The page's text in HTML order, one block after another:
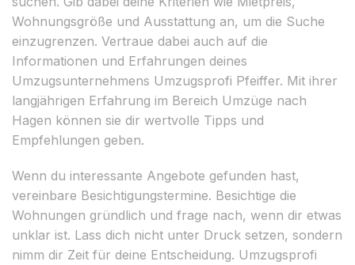
Wohnungsgröße und Ausstattung an, um die Suche
einzugrenzen. Vertraue dabei auch auf die
Informationen und Erfahrungen deines
Umzugsunternehmens Umzugsprofi Pfeiffer. Mit ihrer
langjährigen Erfahrung im Bereich Umzüge nach
Hagen können sie dir wertvolle Tipps und
Empfehlungen geben.
Wenn du interessante Angebote gefunden hast,
vereinbare Besichtigungstermine. Besichtige die
Wohnungen gründlich und frage nach, wenn dir etwas
unklar ist. Lass dich nicht unter Druck setzen, sondern
nimm dir Zeit für deine Entscheidung. Umzugsprofi